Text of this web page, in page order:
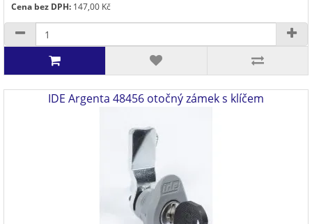
Cena bez DPH: 147,00 Kč
IDE Argenta 48456 otočný zámek s klíčem